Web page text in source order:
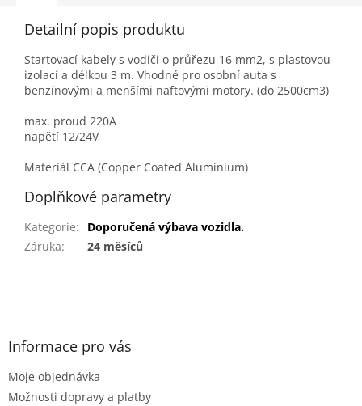
Detailní popis produktu
Startovací kabely s vodiči o průřezu 16 mm2, s plastovou
izolací a délkou 3 m. Vhodné pro osobní auta s
benzínovými a menšími naftovými motory. (do 2500cm3)
max. proud 220A
napětí 12/24V
Materiál CCA (Copper Coated Aluminium)
Doplňkové parametry
Kategorie:
Doporučená výbava vozidla.
Záruka: 24 měsíců
Z
Informace pro vás
Moje objednávka
Možnosti dopravy a platby